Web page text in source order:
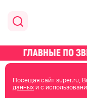
Посещая сайт super.ru,
данныхи с
главная